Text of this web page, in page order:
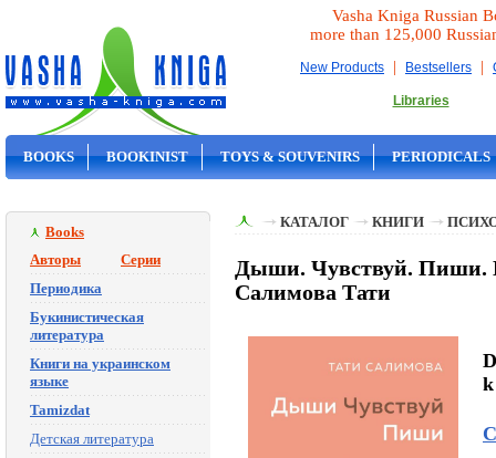
Vasha Kniga Russian
more than 125,000
New Products | Bestsellers |
Libraries
BOOKS BOOKINIST TOYS & SOUVENIRS PERIODICALS
Books
Авторы
Серии
Периодика
Букинистическая
литература
Книги на украинском
языке
Tamizdat
Детская литература
КАТАЛОГ КНИГИ
Дыши. Чувствуй. Пиши.
Салимова Тати
k